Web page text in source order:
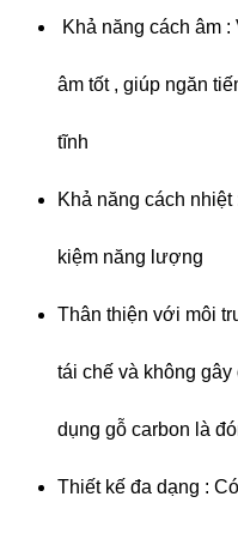
Khả năng cách âm
âm tốt , giúp ngăn
tĩnh
Khả năng cách
kiệm năng lượng
Thân thiện với môi
tái chế và không
dụng gỗ carbon là
Thiết kế đa dạng :